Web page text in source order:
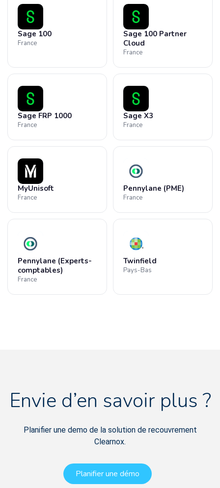
Sage 100
France
Sage 100 Partner
Cloud
France
Sage FRP 1000
France
Sage X3
France
MyUnisoft
France
Pennylane (PME)
France
Pennylane (Experts-
comptables)
France
Twinfield
Pays-Bas
Envie d’en savoir plus ?
Planifier une demo de la solution de recouvrement
Clearnox.
Planifier une démo